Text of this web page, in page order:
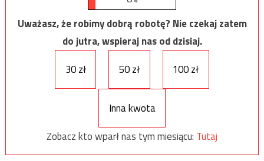
Uważasz, że robimy dobrą robotę? Nie czekaj zatem
do jutra, wspieraj nas od dzisiaj.
30 zł
50 zł 100 zł
Inna kwota
Zobacz kto wparł nas tym miesiącu: Tutaj